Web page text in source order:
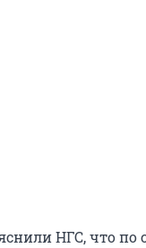
НГС, что по